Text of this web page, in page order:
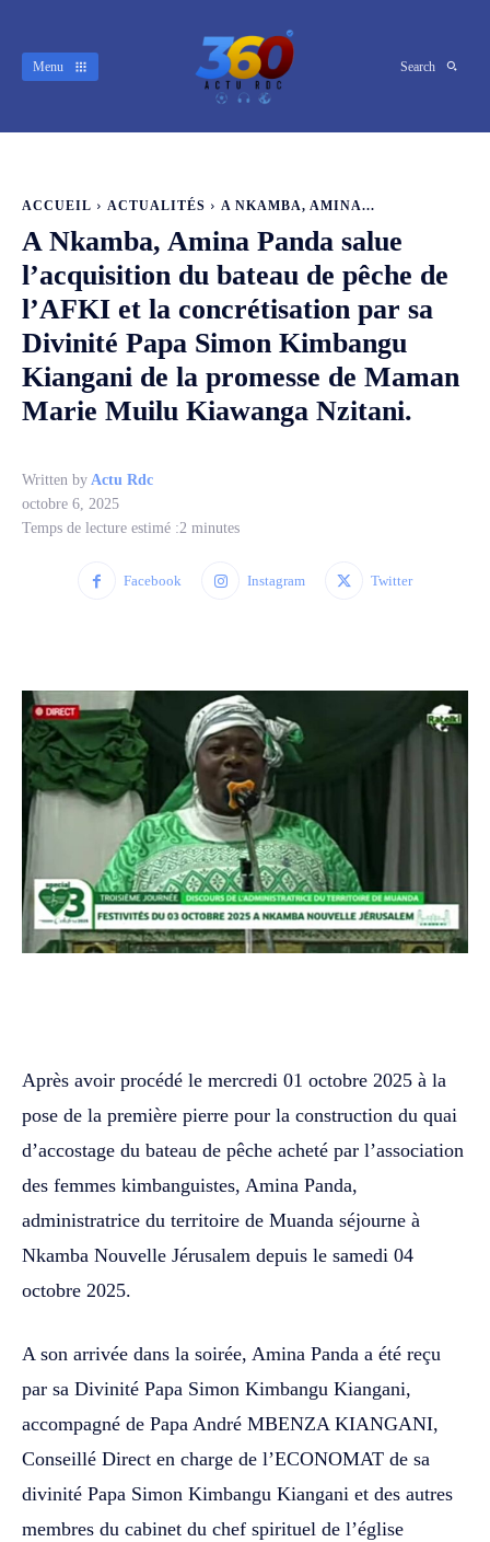
Menu Search
ACCUEIL ACTUALITÉS A NKAMBA, AMINA...
A Nkamba, Amina Panda salue
l’acquisition du bateau de pêche de
l’AFKI et la concrétisation par sa
Divinité Papa Simon Kimbangu
Kiangani de la promesse de Maman
Marie Muilu Kiawanga Nzitani.
Written by Actu Rdc
octobre 6, 2025
Temps de lecture estimé :2 minutes
Facebook Instagram Twitter
Après avoir procédé le mercredi 01 octobre 2025 à la
pose de la première pierre pour la construction du quai
d’accostage du bateau de pêche acheté par l’association
des femmes kimbanguistes, Amina Panda,
administratrice du territoire de Muanda séjourne à
Nkamba Nouvelle Jérusalem depuis le samedi 04
octobre 2025.
A son arrivée dans la soirée, Amina Panda a été reçu
par sa Divinité Papa Simon Kimbangu Kiangani,
accompagné de Papa André MBENZA KIANGANI,
Conseillé Direct en charge de l’ECONOMAT de sa
divinité Papa Simon Kimbangu Kiangani et des autres
membres du cabinet du chef spirituel de l’église